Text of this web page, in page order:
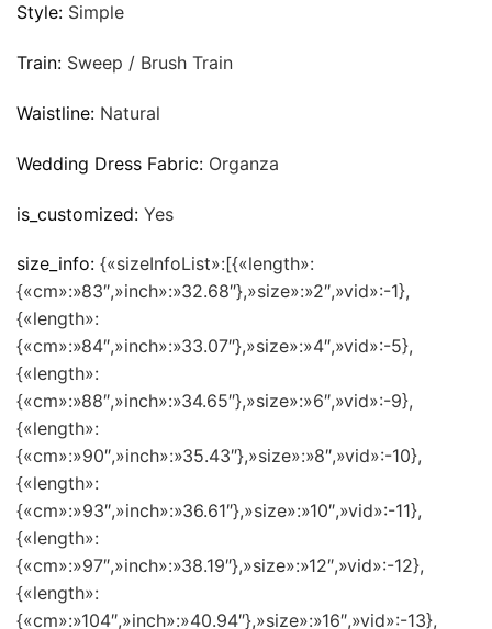
Style: Simple
Train: Sweep / Brush Train
Waistline: Natural
Wedding Dress Fabric: Organza
is_customized: Yes
size_info: {«sizeInfoList»:[{«length»:
{«cm»:»83″,»inch»:»32.68″},»size»:»2″,»vid»:-1},
{«length»:
{«cm»:»84″,»inch»:»33.07″},»size»:»4″,»vid»:-5},
{«length»:
{«cm»:»88″,»inch»:»34.65″},»size»:»6″,»vid»:-9},
{«length»:
{«cm»:»90″,»inch»:»35.43″},»size»:»8″,»vid»:-10},
{«length»:
{«cm»:»93″,»inch»:»36.61″},»size»:»10″,»vid»:-11},
{«length»:
{«cm»:»97″,»inch»:»38.19″},»size»:»12″,»vid»:-12},
{«length»:
{«cm»:»104″,»inch»:»40.94″},»size»:»16″,»vid»:-13},